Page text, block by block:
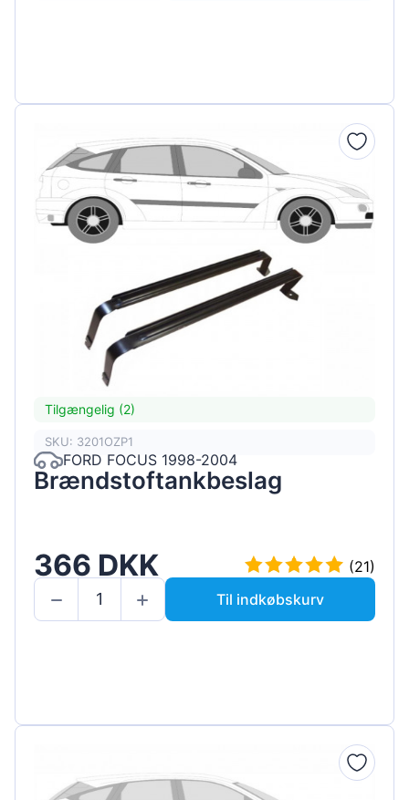
Tilgængelig (2)
SKU: 3201OZP1
FORD FOCUS 1998-2004
Brændstoftankbeslag
366 DKK
(21)
Til indkøbskurv